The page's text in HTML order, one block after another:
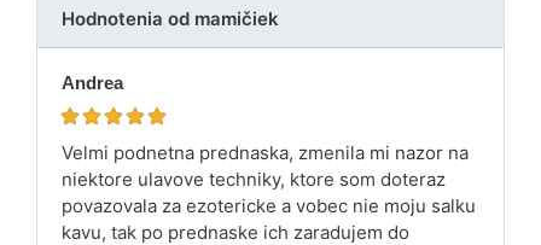
Hodnotenia od mamičiek
Andrea
Velmi podnetna prednaska, zmenila mi nazor na
niektore ulavove techniky, ktore som doteraz
povazovala za ezotericke a vobec nie moju salku
kavu, tak po prednaske ich zaradujem do